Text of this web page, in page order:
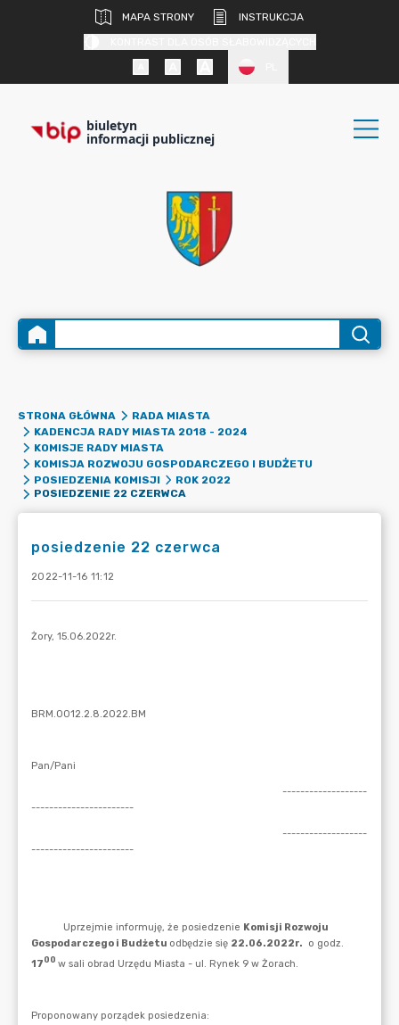
MAPA STRONY
INSTRUKCJA
biuletyn
informacji publicznej
STRONA GŁÓWNA
RADA MIASTA
KADENCJA RADY MIASTA 2018 - 2024
KOMISJE RADY MIASTA
KOMISJA ROZWOJU GOSPODARCZEGO I BUDŻETU
POSIEDZENIA KOMISJI
ROK 2022
POSIEDZENIE 22 CZERWCA
posiedzenie 22 czerwca
2022-11-16 11:12